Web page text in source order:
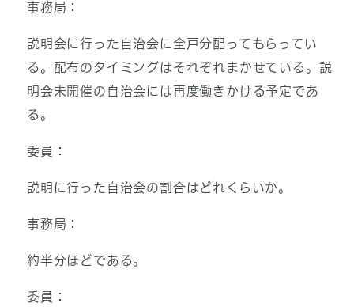
事務局：
説明会に行った自治会に全戸分配ってもらってい
る。配布のタイミングはそれぞれまかせている。説
明会未開催の自治会には再度働きかける予定であ
る。
委員：
説明に行った自治会の割合はどれくらいか。
事務局：
約半分ほどである。
委員：